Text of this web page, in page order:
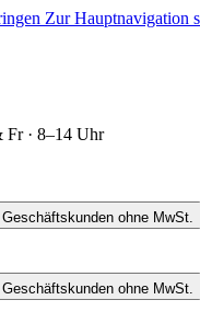
Zur Hauptnavigation
Fr · 8–14 Uhr
Geschäftskunden ohne MwSt.
Geschäftskunden ohne MwSt.